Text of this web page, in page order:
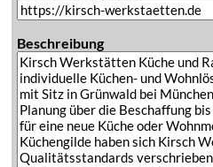
Beschreibung